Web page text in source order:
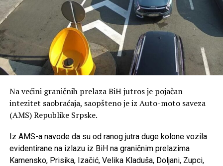
Na većini graničnih prelaza BiH jutros je pojačan
intezitet saobraćaja, saopšteno je iz Auto-moto saveza
(AMS) Republike Srpske.
Iz AMS-a navode da su od ranog jutra duge kolone vozila
evidentirane na izlazu iz BiH na graničnim prelazima
Kamensko, Prisika, Izačić, Velika Kladuša, Doljani, Zupci,